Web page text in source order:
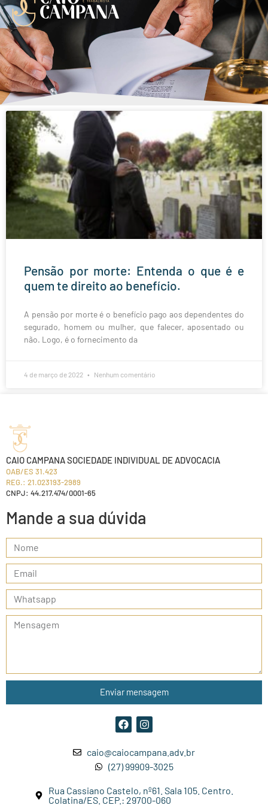
Pensão por morte: Entenda o que é e
quem te direito ao benefício.
A pensão por morte é o benefício pago aos dependentes do
segurado, homem ou mulher, que falecer, aposentado ou
não. Logo, é o fornecimento da
4 de março de 2022 Nenhum comentário
Mande a sua dúvida
Enviar mensagem
CAIO CAMPANA SOCIEDADE INDIVIDUAL DE ADVOCACIA
OAB/ES 31.423
REG.: 21.023193-2989
CNPJ: 44.217.474/0001-65
caio@caiocampana.adv.br
(27) 99909-3025
Rua Cassiano Castelo, nº61. Sala 105. Centro.
Colatina/ES. CEP.: 29700-060